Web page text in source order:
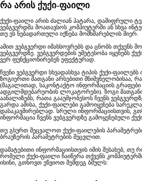
რა არის ქუქი-ფაილი
ქუქი-ფაილი არის ძალიან პატარა, დაშიფრული
ვებგვერდმა მოათავსოს კომპიუტერში ან სხვა
თუ ეს ნებადართული იქნება მომხმარებლის მიერ.
ამით ვებგვერდი იმახსოვრებს და ცნობს თქვენს
ვებგვერდზე. ვებგვერდების უმეტესობა იყენებს
ვერ ფუნქციონირებენ ეფექტურად.
ჩვენი ვებგვერდი სხვადასხვა ტიპის ქუქი-ფაილებს
ზოგიერთი მათგანი არსებითი მნიშვნელობისაა,
(მაგალითად, საკონტაქტო ინფორმაციის გრაფები
ადგილმდებარეობის ლოკატორები). ზოგი მათგანი
აანალიზებს, რათა გააუმჯობესოს ჩვენს
გარდა ამისა, ქუქი-ფაილები გამოიყენება
დასაკავშირებლად. სრული ინფორმაციისთვის,
ინფორმაცია ჩვენს ვებგვერდზე გამოყენებული
თუ გსურთ შეცვალოთ ქუქი-ფაილების
ბრაუზერის პარამეტრების შეცვლით.
დამატებითი ინფორმაციისთვის იმის შესახებ,
რომელი ქუქი-ფაილი ჩაიწერა თქვენს
ისინი, გთხოვთ ეწვიოთ შემდეგ ბმულს: